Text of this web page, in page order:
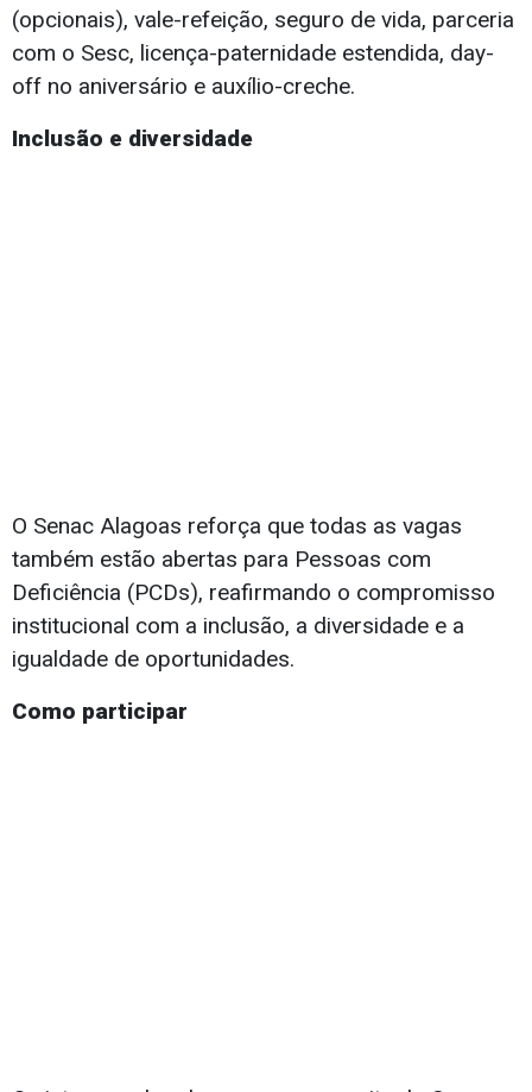
(opcionais), vale-refeição, seguro de vida, parceria
com o Sesc, licença-paternidade estendida, day-
off no aniversário e auxílio-creche.
Inclusão e diversidade
O Senac Alagoas reforça que todas as vagas
também estão abertas para Pessoas com
Deficiência (PCDs), reafirmando o compromisso
institucional com a inclusão, a diversidade e a
igualdade de oportunidades.
Como participar